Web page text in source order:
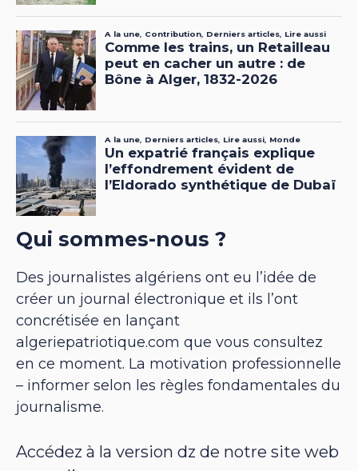
Qui sommes-nous ?
Des journalistes algériens ont eu l’idée de
créer un journal électronique et ils l’ont
concrétisée en lançant
algeriepatriotique.com que vous consultez
en ce moment. La motivation professionnelle
– informer selon les règles fondamentales du
journalisme.
Accédez à la version dz de notre site web